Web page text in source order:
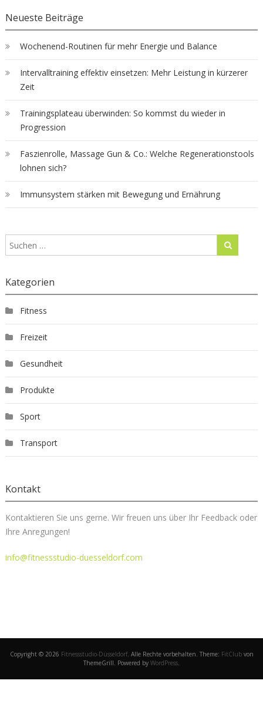
Neueste Beiträge
Wochenend-Routinen für mehr Energie und Balance
Intervalltraining effektiv einsetzen: Mehr Leistung in kürzerer
Zeit
Trainingsplateau überwinden: So kommst du wieder in
Progression
Faszienrolle, Massage Gun & Co.: Welche Regenerationstools
lohnen sich?
Immunsystem stärken mit Bewegung und Ernährung
Kategorien
Fitness
Freizeit
Gesundheit
Produkte
Sport
Transport
Kontakt
Kontaktieren Sie uns gerne. Wir freuen uns über Ihr Feedback oder
Ihre Anregungen!
info@fitnessstudio-duesseldorf.com
Copyright © 2026 Fitnessstudio-Düsseldorf. Alle Rechte vorbehalten. Theme: FitClubvon
ThemeGrill. Powered by WordPress.